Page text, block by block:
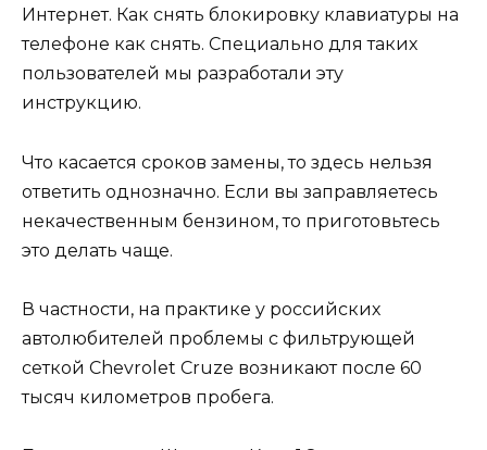
Интернет. Как снять блокировку клавиатуры на
телефоне как снять. Специально для таких
пользователей мы разработали эту
инструкцию.
Что касается сроков замены, то здесь нельзя
ответить однозначно. Если вы заправляетесь
некачественным бензином, то приготовьтесь
это делать чаще.
В частности, на практике у российских
автолюбителей проблемы с фильтрующей
сеткой Chevrolet Cruze возникают после 60
тысяч километров пробега.